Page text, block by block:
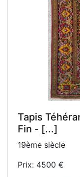
Tapis
Fin - [...]
19ème siècle
Prix: 4500 €